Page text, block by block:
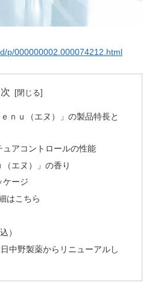
p/000000002.000074212.html
ｎｕ（エヌ）」の製品特長と
アコントロールの性能
エヌ）」の香り
ージ
はこちら
）
中野製薬からリニューアルし